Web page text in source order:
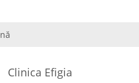
Clinica Efigia